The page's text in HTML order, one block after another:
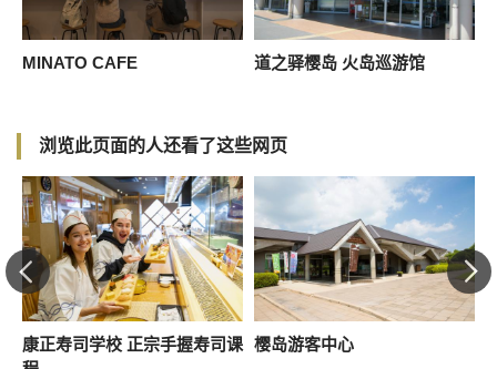
MINATO CAFE 道之驿樱岛 火岛巡游馆
浏览此页面的人还看了这些网页
康正寿司学校 正宗手握寿司课 樱岛游客中心